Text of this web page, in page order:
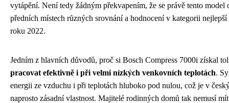
vytápění. Není tedy žádným překvapením, že se právě tento model
předních místech různých srovnání a hodnocení v kategorii
roku 2022.
Jedním z hlavních důvodů, proč si Bosch Compress 7000i získal
pracovat efektivně i při velmi nízkých venkovních teplotách.
energii ze vzduchu i při teplotách hluboko pod nulou, což je v
naprosto zásadní vlastnost. Majitelé rodinných domů tak nemusí